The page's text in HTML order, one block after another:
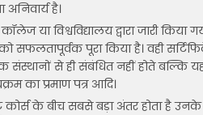
है।
या विश्वविद्यालय द्वारा जारी किया
सफलतापूर्वक पूरा किया है। वही
संस्थानों से ही संबंधित नहीं होते बल्कि
का प्रमाण पत्र आदि।
कोर्स के बीच सबसे बड़ा अंतर होता है